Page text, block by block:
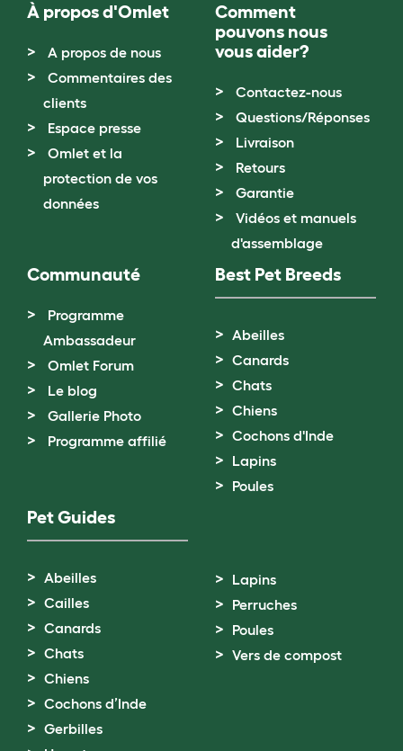
À propos d'Omlet
A propos de nous
Commentaires des
clients
Espace presse
Omlet et la
protection de vos
données
Comment
pouvons nous
vous aider?
Contactez-nous
Questions/Réponses
Livraison
Retours
Garantie
Vidéos et manuels
d'assemblage
Communauté
Programme
Ambassadeur
Omlet Forum
Le blog
Gallerie Photo
Programme affilié
Best Pet Breeds
Abeilles
Canards
Chats
Chiens
Cochons d'Inde
Lapins
Poules
Pet Guides
Abeilles
Cailles
Canards
Chats
Chiens
Cochons d’Inde
Gerbilles
Lapins
Perruches
Poules
Vers de compost